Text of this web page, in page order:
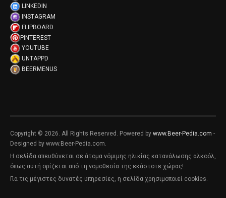
LINKEDIN
INSTAGRAM
FLIPBOARD
PINTEREST
YOUTUBE
UNTAPPD
BEERMENUS
Copyright © 2026. All Rights Reserved. Powered by www.Beer-Pedia.com -
Designed by www.Beer-Pedia.com.
Η σελίδα απευθύνεται σε άτομα νόμιμης ηλικίας κατανάλωσης αλκοόλ,
όπως αυτή ορίζεται από τη νομοθεσία της εκάστοτε χώρας!
Για τις μέγιστες δυνατές υπηρεσίες, η σελίδα χρησιμοποιεί cookies.